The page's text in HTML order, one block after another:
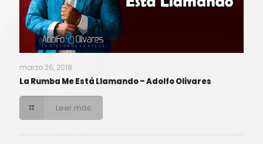
marzo 26, 2018
La Rumba Me Está Llamando – Adolfo Olivares
Leer más